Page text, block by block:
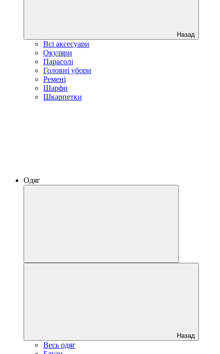
Назад
Всі аксесуари
Окуляри
Парасолі
Головні убори
Ремені
Шарфи
Шкарпетки
Одяг
Назад
Весь одяг